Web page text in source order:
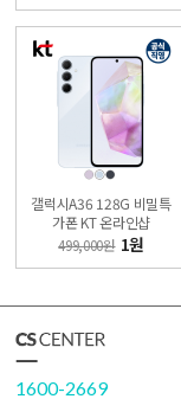
갤럭시A36 128G 비밀특
가폰 KT 온라인샵
499,000원 1원
1600-2669